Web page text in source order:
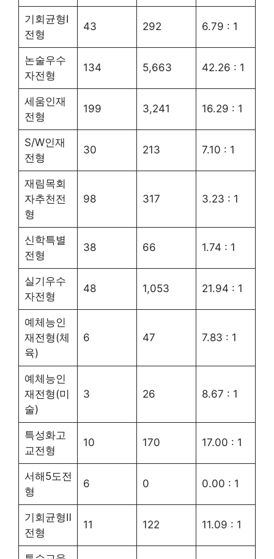
기회균형Ⅰ
전형
43 292 6.79 : 1
논술우수
자전형
134 5,663 42.26 : 1
세움인재
전형
199 3,241 16.29 : 1
S/W인재
전형
30 213 7.10 : 1
재림목회
자추천전
형
98 317 3.23 : 1
신학특별
전형
38 66 1.74 : 1
실기우수
자전형
48 1,053 21.94 : 1
예체능인
재전형(체
육)
6 47 7.83 : 1
예체능인
재전형(미
술)
3 26 8.67 : 1
특성화고
교전형
10 170 17.00 : 1
서해5도전
형
6 0 0.00 : 1
기회균형Ⅱ
전형
11 122 11.09 : 1